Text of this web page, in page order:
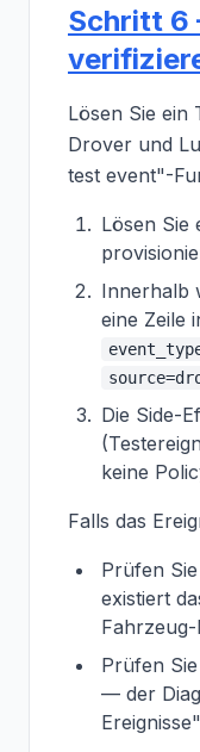
Schritt 6
Lösen Sie ein
Drover und
test event"-
Lösen Sie
Innerhalb
eine Zeile
Die Side-
keine
Falls das
Prüfen Sie
existiert
Prüfen
— der